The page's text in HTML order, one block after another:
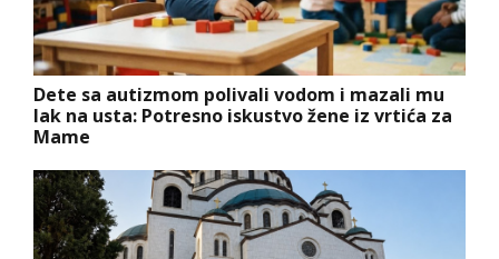
Dete sa autizmom polivali vodom i mazali mu
lak na usta: Potresno iskustvo žene iz vrtića za
Mame